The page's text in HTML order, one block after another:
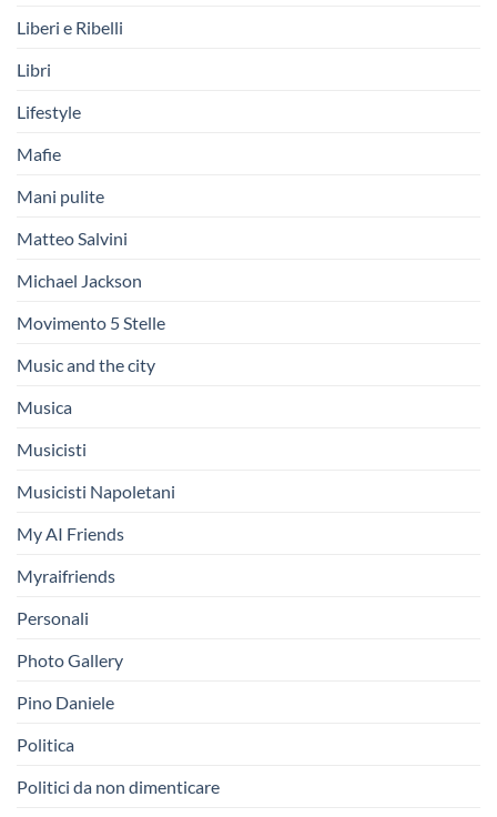
Liberi e Ribelli
Libri
Lifestyle
Mafie
Mani pulite
Matteo Salvini
Michael Jackson
Movimento 5 Stelle
Music and the city
Musica
Musicisti
Musicisti Napoletani
My AI Friends
Myraifriends
Personali
Photo Gallery
Pino Daniele
Politica
Politici da non dimenticare